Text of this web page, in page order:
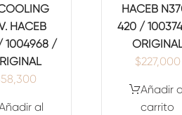
HACEB
/ 1004968 /
58,300
al
HACEB
420 /
$227,000
Añadir
carrito